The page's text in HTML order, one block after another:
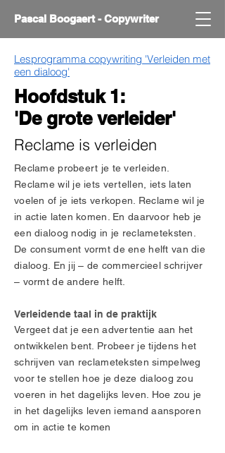
Pascal Boogaert - Copywriter
Lesprogramma copywriting 'Verleiden met
een dialoog'
Hoofdstuk 1:
'De grote verleider'
Reclame is verleiden
Reclame probeert je te verleiden.
Reclame wil je iets vertellen, iets laten
voelen of je iets verkopen. Reclame wil je
in actie laten komen. En daarvoor heb je
een dialoog nodig in je reclameteksten.
De consument vormt de ene helft van die
dialoog. En jij – de commercieel schrijver
– vormt de andere helft.
Verleidende taal in de praktijk
Vergeet dat je een advertentie aan het
ontwikkelen bent. Probeer je tijdens het
schrijven van reclameteksten simpelweg
voor te stellen hoe je deze dialoog zou
voeren in het dagelijks leven. Hoe zou je
in het dagelijks leven iemand aansporen
om in actie te komen